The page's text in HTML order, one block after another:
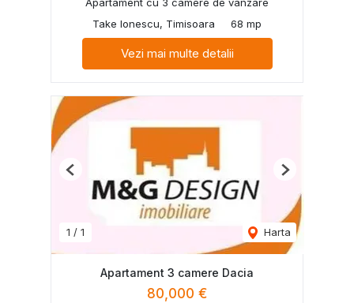
Take Ionescu, Timisoara
68 mp
Vezi mai multe detalii
1 / 1 Harta
Previous Next
Apartament 3 camere Dacia
80,000 €